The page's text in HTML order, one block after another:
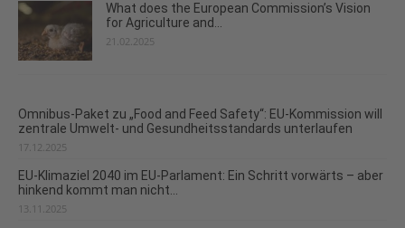
What does the European Commission’s Vision
for Agriculture and...
21.02.2025
Omnibus-Paket zu „Food and Feed Safety“: EU-Kommission will
zentrale Umwelt- und Gesundheitsstandards unterlaufen
17.12.2025
EU-Klimaziel 2040 im EU-Parlament: Ein Schritt vorwärts – aber
hinkend kommt man nicht...
13.11.2025